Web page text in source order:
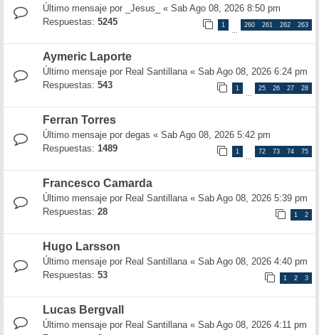
Último mensaje por _Jesus_ « Sab Ago 08, 2026 8:50 pm
Respuestas: 5245 1
…
260 261 262 263
Aymeric Laporte
Último mensaje por Real Santillana« Sab Ago 08, 2026 6:24 pm
Respuestas: 543 1
…
25 26 27 28
Ferran Torres
Último mensaje por degas « Sab Ago 08, 2026 5:42 pm
Respuestas: 1489 1
…
72 73 74 75
Francesco Camarda
Último mensaje por Real Santillana« Sab Ago 08, 2026 5:39 pm
Respuestas: 28 1 2
Hugo Larsson
Último mensaje por Real Santillana« Sab Ago 08, 2026 4:40 pm
Respuestas: 53 1 2 3
Lucas Bergvall
Último mensaje por Real Santillana« Sab Ago 08, 2026 4:11 pm